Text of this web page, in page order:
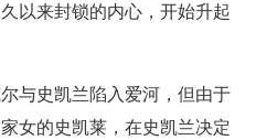
以来封锁的内心，开始升起
与史凯兰陷入爱河，但由于
女的史凯莱，在史凯兰决定